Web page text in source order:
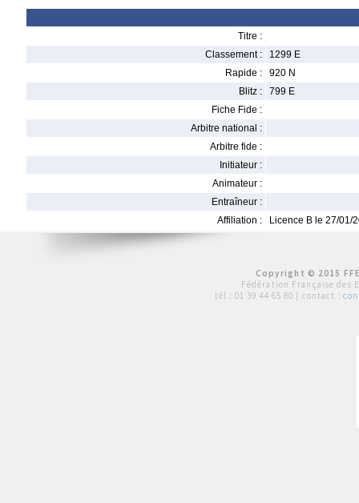
Titre :
Classement :
1299 E
Rapide :
920 N
Blitz :
799 E
Fiche Fide :
Arbitre national :
Arbitre fide :
Initiateur :
Animateur :
Entraîneur :
Affiliation :
Licence B le 27/01/
Copyright © 2015
Fédération Française des
tél : 01 39 44 65 80 | contact :